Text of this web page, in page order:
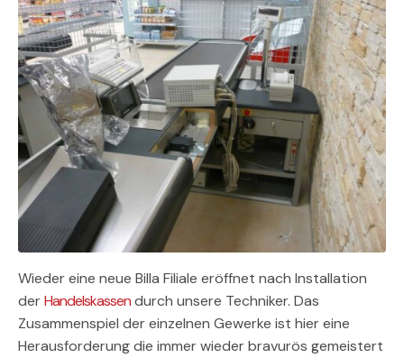
Wieder eine neue Billa Filiale eröffnet nach Installation
derHandelskassendurch unsere Techniker. Das
Zusammenspiel der einzelnen Gewerke ist hier eine
Herausforderung die immer wieder bravurös gemeistert